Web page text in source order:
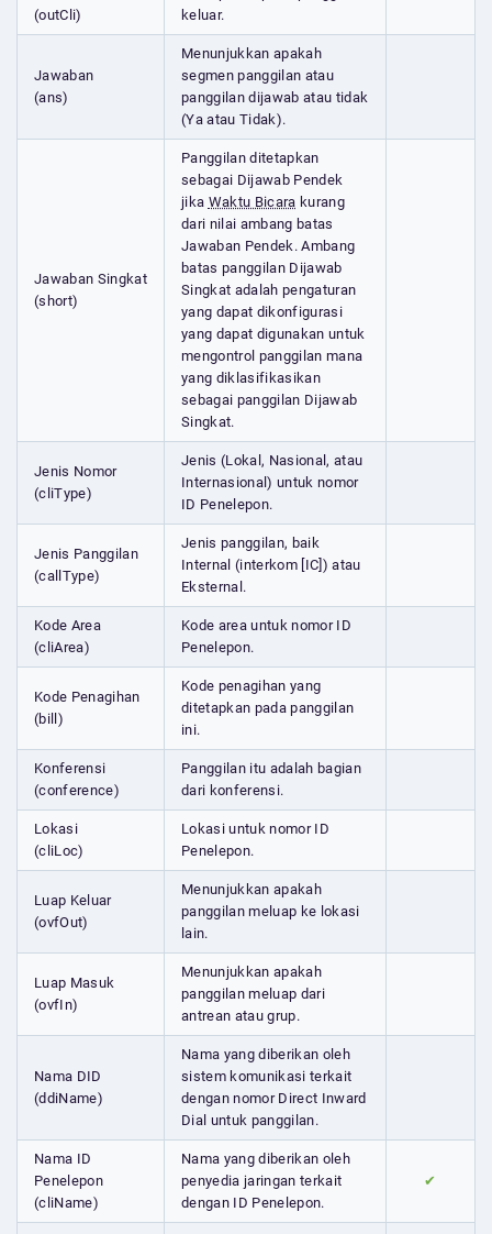
(outCli)
keluar.
Jawaban
(ans)
Menunjukkan apakah
segmen panggilan atau
panggilan dijawab atau tidak
(Ya atau Tidak).
Jawaban Singkat
(short)
Panggilan ditetapkan
sebagai Dijawab Pendek
jika Waktu Bicara kurang
dari nilai ambang batas
Jawaban Pendek. Ambang
batas panggilan Dijawab
Singkat adalah pengaturan
yang dapat dikonfigurasi
yang dapat digunakan untuk
mengontrol panggilan mana
yang diklasifikasikan
sebagai panggilan Dijawab
Singkat.
Jenis Nomor
(cliType)
Jenis (Lokal, Nasional, atau
Internasional) untuk nomor
ID Penelepon.
Jenis Panggilan
(callType)
Jenis panggilan, baik
Internal (interkom [IC]) atau
Eksternal.
Kode Area
(cliArea)
Kode area untuk nomor ID
Penelepon.
Kode Penagihan
(bill)
Kode penagihan yang
ditetapkan pada panggilan
ini.
Konferensi
(conference)
Panggilan itu adalah bagian
dari konferensi.
Lokasi
(cliLoc)
Lokasi untuk nomor ID
Penelepon.
Luap Keluar
(ovfOut)
Menunjukkan apakah
panggilan meluap ke lokasi
lain.
Luap Masuk
(ovfIn)
Menunjukkan apakah
panggilan meluap dari
antrean atau grup.
Nama DID
(ddiName)
Nama yang diberikan oleh
sistem komunikasi terkait
dengan nomor Direct Inward
Dial untuk panggilan.
Nama ID
Penelepon
(cliName)
Nama yang diberikan oleh
penyedia jaringan terkait
dengan ID Penelepon.
✔